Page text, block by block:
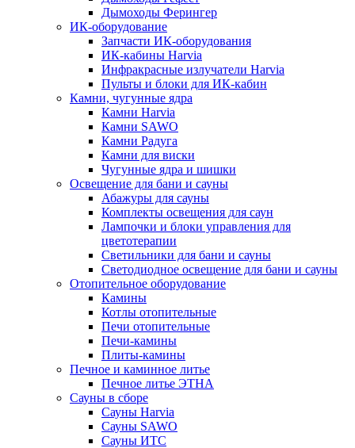
Дымоходы Ферингер
ИК-оборудование
Запчасти ИК-оборудования
ИК-кабины Harvia
Инфракрасные излучатели Harvia
Пульты и блоки для ИК-кабин
Камни, чугунные ядра
Камни Harvia
Камни SAWO
Камни Радуга
Камни для виски
Чугунные ядра и шишки
Освещение для бани и сауны
Абажуры для сауны
Комплекты освещения для саун
Лампочки и блоки управления для
цветотерапии
Светильники для бани и сауны
Светодиодное освещение для бани и сауны
Отопительное оборудование
Камины
Котлы отопительные
Печи отопительные
Печи-камины
Плиты-камины
Печное и каминное литье
Печное литье ЭТНА
Сауны в сборе
Cауны Harvia
Сауны SAWO
Сауны ИТС